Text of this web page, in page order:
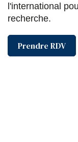
l'international
recherche.
Prendre RDV